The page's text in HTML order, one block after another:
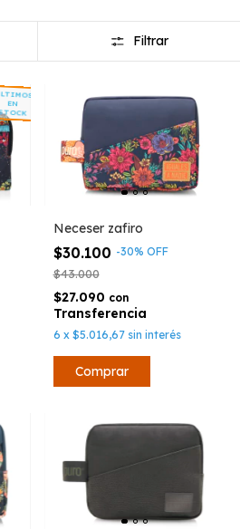
Filtrar
EN
Neceser zafiro
$30.100 -30% OFF
$43.000
$27.090 con
6 x $5.016,67 sin interés